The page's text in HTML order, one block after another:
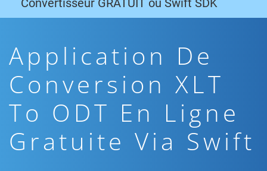
Convertisseur GRATUIT ou Swift SDK
Application De
Conversion XLT
To ODT En Ligne
Gratuite Via Swift